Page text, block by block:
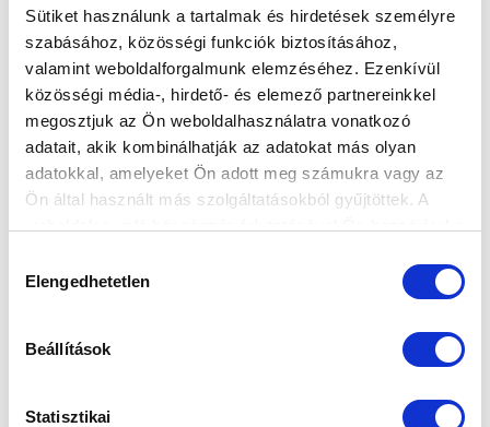
Sütiket használunk a tartalmak és hirdetések személyre
szabásához, közösségi funkciók biztosításához,
valamint weboldalforgalmunk elemzéséhez. Ezenkívül
közösségi média-, hirdető- és elemező partnereinkkel
megosztjuk az Ön weboldalhasználatra vonatkozó
adatait, akik kombinálhatják az adatokat más olyan
adatokkal, amelyeket Ön adott meg számukra vagy az
Ön által használt más szolgáltatásokból gyűjtöttek. A
kiválasztása
Elengedhetetlen
Beállítások
Statisztikai
Ne maradjon le egy eseményről sem! Iratkozzon fel ingyenes
Elfogadom az Adatvédelmi tájékoztatót
FELIRATKOZOM